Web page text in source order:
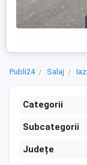
Publi24 Salaj Iaz
Categorii
Subcategorii
Județe